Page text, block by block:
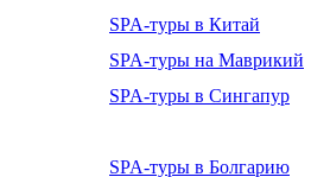
SPA-туры в Китай
SPA-туры на Маврикий
SPA-туры в Сингапур
SPA-туры в Болгарию